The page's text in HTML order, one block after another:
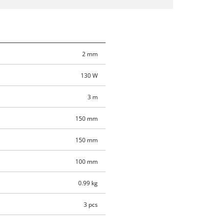
2 mm
130 W
3 m
150 mm
150 mm
100 mm
0.99 kg
3 pcs